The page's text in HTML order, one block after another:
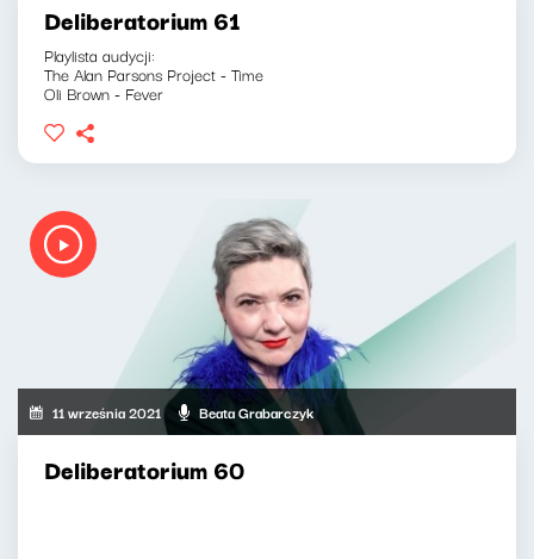
Deliberatorium 61
Playlista audycji:
The Alan Parsons Project - Time
Oli Brown - Fever
11 września 2021 Beata Grabarczyk
Deliberatorium 60